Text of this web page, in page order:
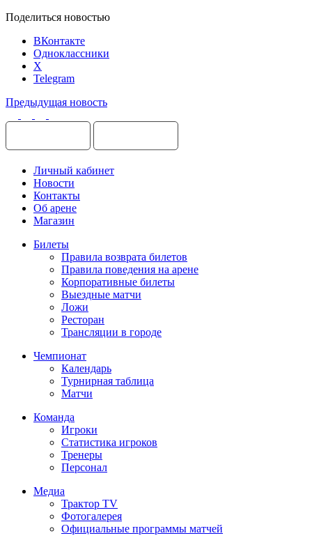
Поделиться новостью
ВКонтакте
Одноклассники
X
Telegram
Предыдущая новость
Личный кабинет
Новости
Контакты
Об арене
Магазин
Билеты
Правила возврата билетов
Правила поведения на арене
Корпоративные билеты
Выездные матчи
Ложи
Ресторан
Трансляции в городе
Чемпионат
Календарь
Турнирная таблица
Матчи
Команда
Игроки
Статистика игроков
Тренеры
Персонал
Медиа
Трактор TV
Фотогалерея
Официальные программы матчей